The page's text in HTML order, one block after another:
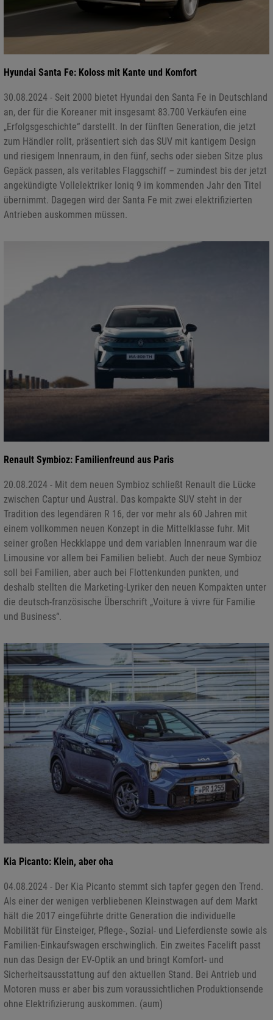
Hyundai Santa Fe: Koloss mit Kante und Komfort
30.08.2024 - Seit 2000 bietet Hyundai den Santa Fe in Deutschland
an, der für die Koreaner mit insgesamt 83.700 Verkäufen eine
„Erfolgsgeschichte“ darstellt. In der fünften Generation, die jetzt
zum Händler rollt, präsentiert sich das SUV mit kantigem Design
und riesigem Innenraum, in den fünf, sechs oder sieben Sitze plus
Gepäck passen, als veritables Flaggschiff – zumindest bis der jetzt
angekündigte Vollelektriker Ioniq 9 im kommenden Jahr den Titel
übernimmt. Dagegen wird der Santa Fe mit zwei elektrifizierten
Antrieben auskommen müssen.
Renault Symbioz: Familienfreund aus Paris
20.08.2024 - Mit dem neuen Symbioz schließt Renault die Lücke
zwischen Captur und Austral. Das kompakte SUV steht in der
Tradition des legendären R 16, der vor mehr als 60 Jahren mit
einem vollkommen neuen Konzept in die Mittelklasse fuhr. Mit
seiner großen Heckklappe und dem variablen Innenraum war die
Limousine vor allem bei Familien beliebt. Auch der neue Symbioz
soll bei Familien, aber auch bei Flottenkunden punkten, und
deshalb stellten die Marketing-Lyriker den neuen Kompakten unter
die deutsch-französische Überschrift „Voiture à vivre für Familie
und Business“.
Kia Picanto: Klein, aber oha
04.08.2024 - Der Kia Picanto stemmt sich tapfer gegen den Trend.
Als einer der wenigen verbliebenen Kleinstwagen auf dem Markt
hält die 2017 eingeführte dritte Generation die individuelle
Mobilität für Einsteiger, Pflege-, Sozial- und Lieferdienste sowie als
Familien-Einkaufswagen erschwinglich. Ein zweites Facelift passt
nun das Design der EV-Optik an und bringt Komfort- und
Sicherheitsausstattung auf den aktuellen Stand. Bei Antrieb und
Motoren muss er aber bis zum voraussichtlichen Produktionsende
ohne Elektrifizierung auskommen. (aum)